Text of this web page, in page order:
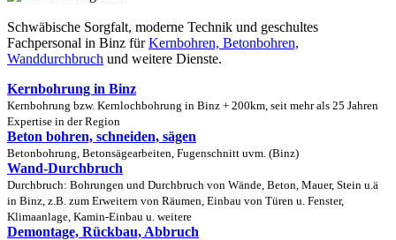
Schwäbische Sorgfalt, moderne Technik und geschultes
Fachpersonal in Binz fürKernbohren, Betonbohren,
Wanddurchbruch und weitere Dienste.
Kernbohrung in Binz
Kernbohrung bzw. Kernlochbohrung in Binz + 200km, seit mehr als 25 Jahren
Expertise in der Region
Beton bohren, schneiden, sägen
Betonbohrung, Betonsägearbeiten, Fugenschnitt uvm. (Binz)
Wand-Durchbruch
Durchbruch: Bohrungen und Durchbruch von Wände, Beton, Mauer, Stein u.ä
in Binz, z.B. zum Erweitern von Räumen, Einbau von Türen u. Fenster,
Klimaanlage, Kamin-Einbau u. weitere
Demontage, Rückbau, Abbruch